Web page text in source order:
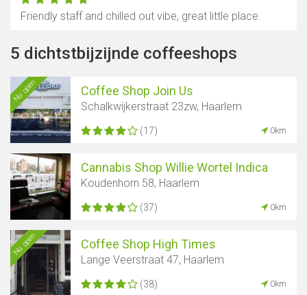
Friendly staff and chilled out vibe, great little place.
5 dichtstbijzijnde coffeeshops
Nu open Coffee Shop Join Us
Schalkwijkerstraat 23zw, Haarlem
(17) 0km
Cannabis Shop Willie Wortel Indica
Koudenhorn 58, Haarlem
(37) 0km
Nu open Coffee Shop High Times
Lange Veerstraat 47, Haarlem
(38) 0km